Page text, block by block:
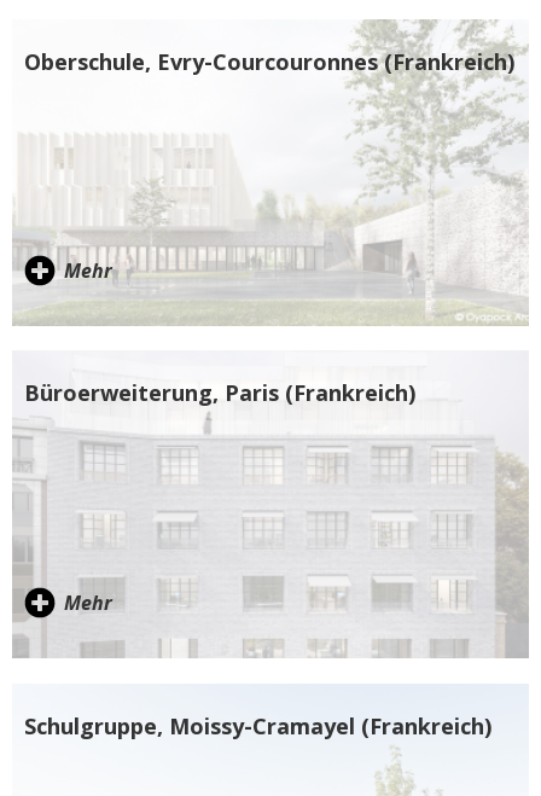
Oberschule, Evry-Courcouronnes (Frankreich)
Mehr
Büroerweiterung, Paris (Frankreich)
Mehr
Schulgruppe, Moissy-Cramayel (Frankreich)